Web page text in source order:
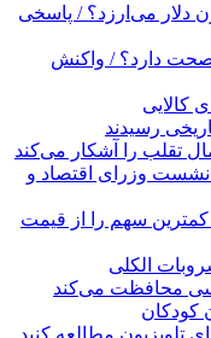
زمان ایلان ماسک ۱۰۰ میلیون دلار می‌ارزد؟ / پاسخی
صحت دارد؟ / واکنش
رسیدند
نشست وزرای اقتصاد و
سهم را از قیمت
الکلی
محافظت می‌کند
کودکان
مطالعه کنید